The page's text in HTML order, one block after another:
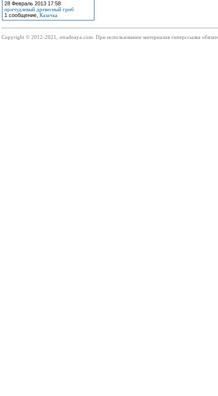
28 Февраль 2013 17:58
причудлевый древесный гриб
1 сообщение, Казачка
Copyright © 2012-2021, otradnaya.com. При использовании материалов гиперссылка